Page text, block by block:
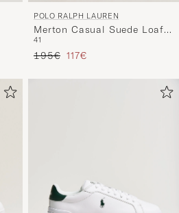
POLO RALPH LAUREN
Merton Casual Suede Loafer
Newport Navy
41
Regulärer Preis
195€ Reduzierter Preis
117€